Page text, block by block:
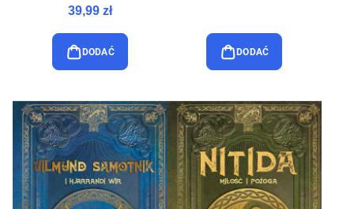
39,99 zł
DODAĆ DODAĆ